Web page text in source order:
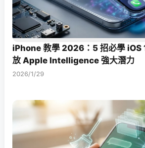
iPhone 教學 2026：5 招必學 iOS
放 Apple Intelligence 強大潛力
2026/1/29